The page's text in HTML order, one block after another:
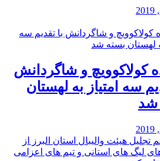
کولاکوویچ و شاگردانش
سه امتیاز به لهستان
شد